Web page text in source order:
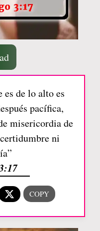
es de lo alto es
pacífica,
misericordia de
ni